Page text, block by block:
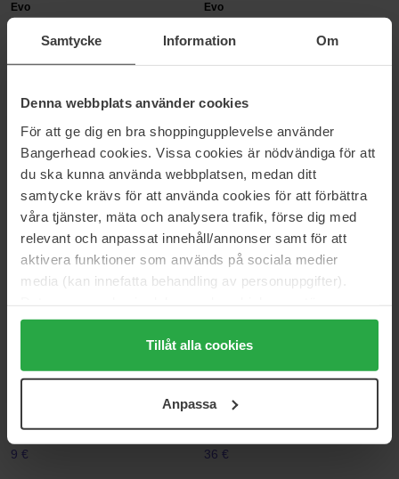
Samtycke Information Om
Denna webbplats använder cookies
För att ge dig en bra shoppingupplevelse använder
Bangerhead cookies. Vissa cookies är nödvändiga för att
du ska kunna använda webbplatsen, medan ditt
samtycke krävs för att använda cookies för att förbättra
våra tjänster, mäta och analysera trafik, förse dig med
relevant och anpassat innehåll/annonser samt för att
aktivera funktioner som används på sociala medier
media (kan innefatta behandling av personuppgifter).
Genom att trycka på "Tillåt alla cookies" accepterar du
alla cookies, medan du under "Detaljer" kan anpassa
användningen av cookies. Du kan när som helst återkalla
samt vår Integritetspolicy.
Tillåt alla cookies
Anpassa
Evo
Whip it Good Styling Mousse
200 ml
32 €
Evo
1 pcs
50 €
Crop Strutters Construction
Cream
15 g
8 €
Normal Persons Daily Shampoo
300 ml
32 €
Repair Mane Attention Protein
Treatment
28 €
Heads Will Roll Co-Wash
300 ml
Evo
Colour Depositing Conditioner
9 €
Evo
Conditioner
300 ml
36 €